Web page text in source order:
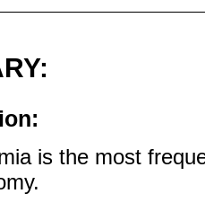
is the most